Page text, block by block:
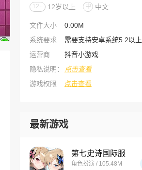
12+ 12岁以上 中 中文
文件大小
0.00M
系统要求
需要支持安卓系统5.2以上
运营商
抖音小游戏
隐私说明：
点击查看
游戏权限
点击查看
最新游戏
第七史诗国际服
角色扮演 / 105.48M